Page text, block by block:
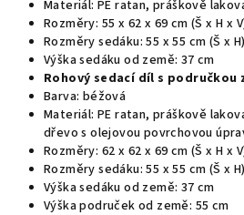
Materiál: PE ratan, práškově
Rozměry: 55 x 62 x 69 cm (Š x H x
Rozměry sedáku: 55 x 55 cm (Š x H)
Výška sedáku od země: 37 cm
Rohový sedací díl s područkou
Barva: béžová
Materiál: PE ratan, práškově
dřevo s olejovou povrchovou
Rozměry: 62 x 62 x 69 cm (Š x H x
Rozměry sedáku: 55 x 55 cm (Š x H)
Výška sedáku od země: 37 cm
Výška područek od země: 55 cm